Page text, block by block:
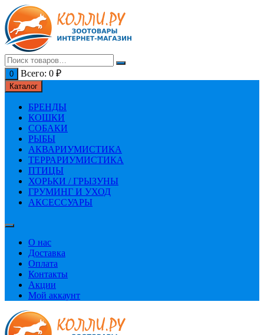
Перейти
к
содержимому
0 Всего: 0 ₽
Каталог
БРЕНДЫ
КОШКИ
СОБАКИ
РЫБЫ
АКВАРИУМИСТИКА
ТЕРРАРИУМИСТИКА
ПТИЦЫ
ХОРЬКИ / ГРЫЗУНЫ
ГРУМИНГ И УХОД
АКСЕССУАРЫ
О нас
Доставка
Оплата
Контакты
Акции
Мой аккаунт